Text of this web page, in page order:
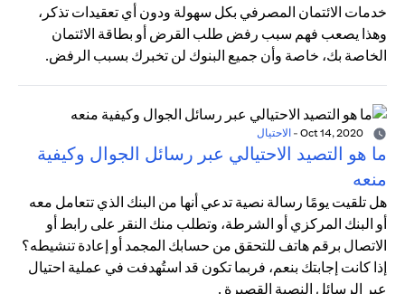
خدمات الائتمان المصرفي بكل سهولة ودون أي تعقيدات تذكر،
وهذا يصعب فهم سبب رفض طلب القرض أو بطاقة الائتمان
الخاصة بك، خاصة وأن جميع البنوك لن تخبرك بسبب الرفض.
- الاحتيال
ما هو التصيد الاحتيالي عبر رسائل الجوال وكيفية
منعه
هل تلقيت يومًا رسالة نصية تدعي أنها من البنك الذي تتعامل معه
أو البنك المركزي أو الشرطة، وتطلب منك النقر على رابط أو
الاتصال برقم هاتف للتحقق من حسابك المجمد أو إعادة تنشيطه؟
إذا كانت إجابتك بنعم، فربما تكون قد استُهدفت في عملية احتيال
عبر الرسائل النصية القصيرة .